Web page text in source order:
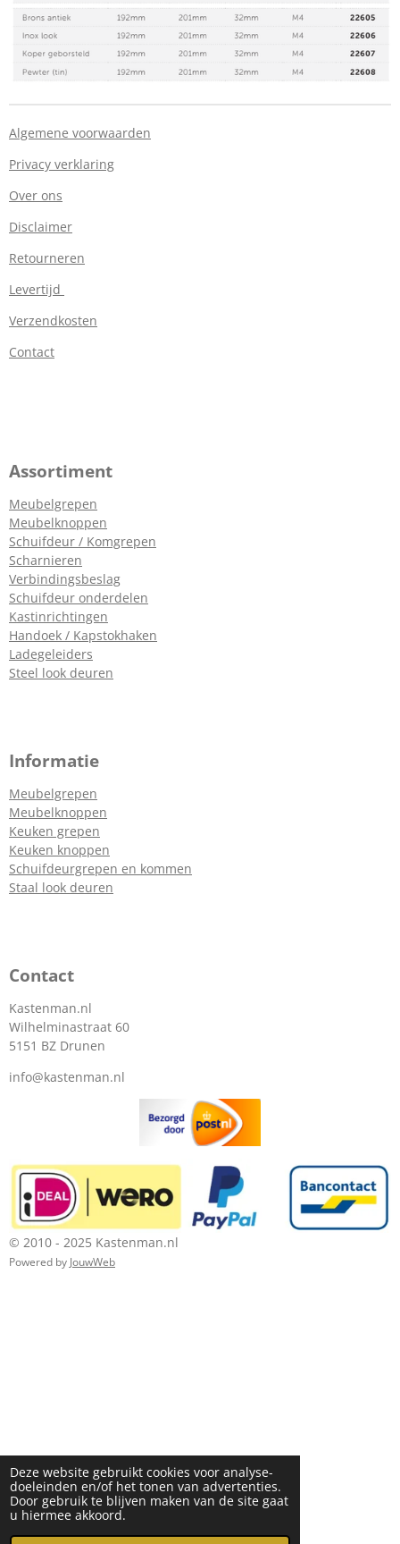
Deze website gebruikt cookies voor analyse-
doeleinden en/of het tonen van advertenties.
Door gebruik te blijven maken van de site gaat
u hiermee akkoord.
Algemene voorwaarden
Privacy verklaring
Over ons
Disclaimer
Retourneren
Levertijd
Verzendkosten
Contact
Assortiment
Meubelgrepen
Meubelknoppen
Schuifdeur / Komgrepen
Scharnieren
Verbindingsbeslag
Schuifdeur onderdelen
Kastinrichtingen
Handoek / Kapstokhaken
Ladegeleiders
Steel look deuren
Informatie
Meubelgrepen
Meubelknoppen
Keuken grepen
Keuken knoppen
Schuifdeurgrepen en kommen
Staal look deuren
Contact
Kastenman.nl
Wilhelminastraat 60
5151 BZ Drunen
info@kastenman.nl
© 2010 - 2025 Kastenman.nl
Powered by JouwWeb